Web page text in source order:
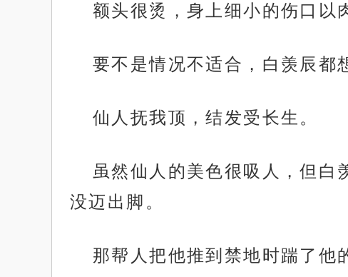
额头很烫，身上细小的伤口以
要不是情况不适合，白羡辰
仙人抚我顶，结发受长生。
虽然仙人的美色很吸人，但白
没迈出脚。
那帮人把他推到禁地时踹了他